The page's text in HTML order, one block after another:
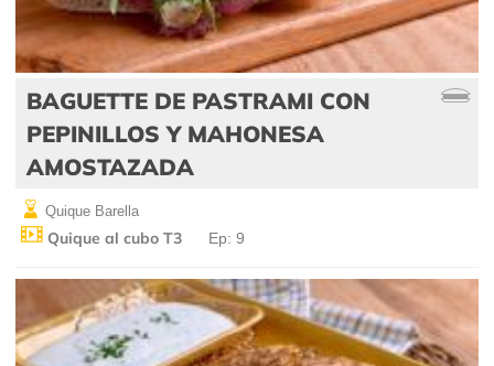
BAGUETTE DE PASTRAMI CON
PEPINILLOS Y MAHONESA
AMOSTAZADA
Quique Barella
Quique al cubo T3 Ep: 9